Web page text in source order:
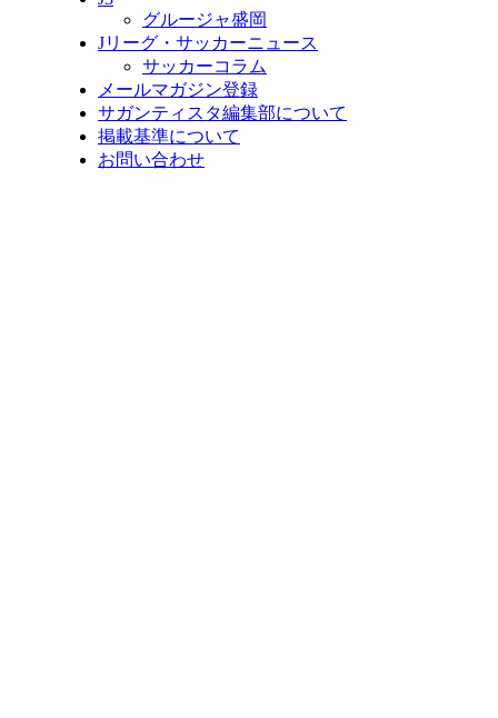
グルージャ盛岡
Jリーグ・サッカーニュース
サッカーコラム
メールマガジン登録
サガンティスタ編集部について
掲載基準について
お問い合わせ